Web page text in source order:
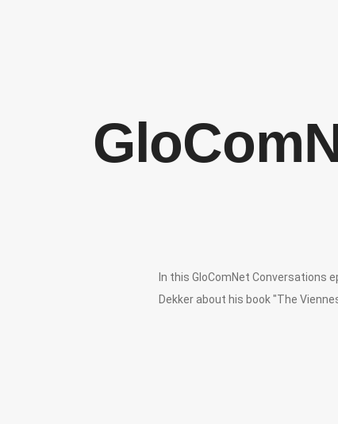
In this GloComNet Conversations
Dekker about his book "The